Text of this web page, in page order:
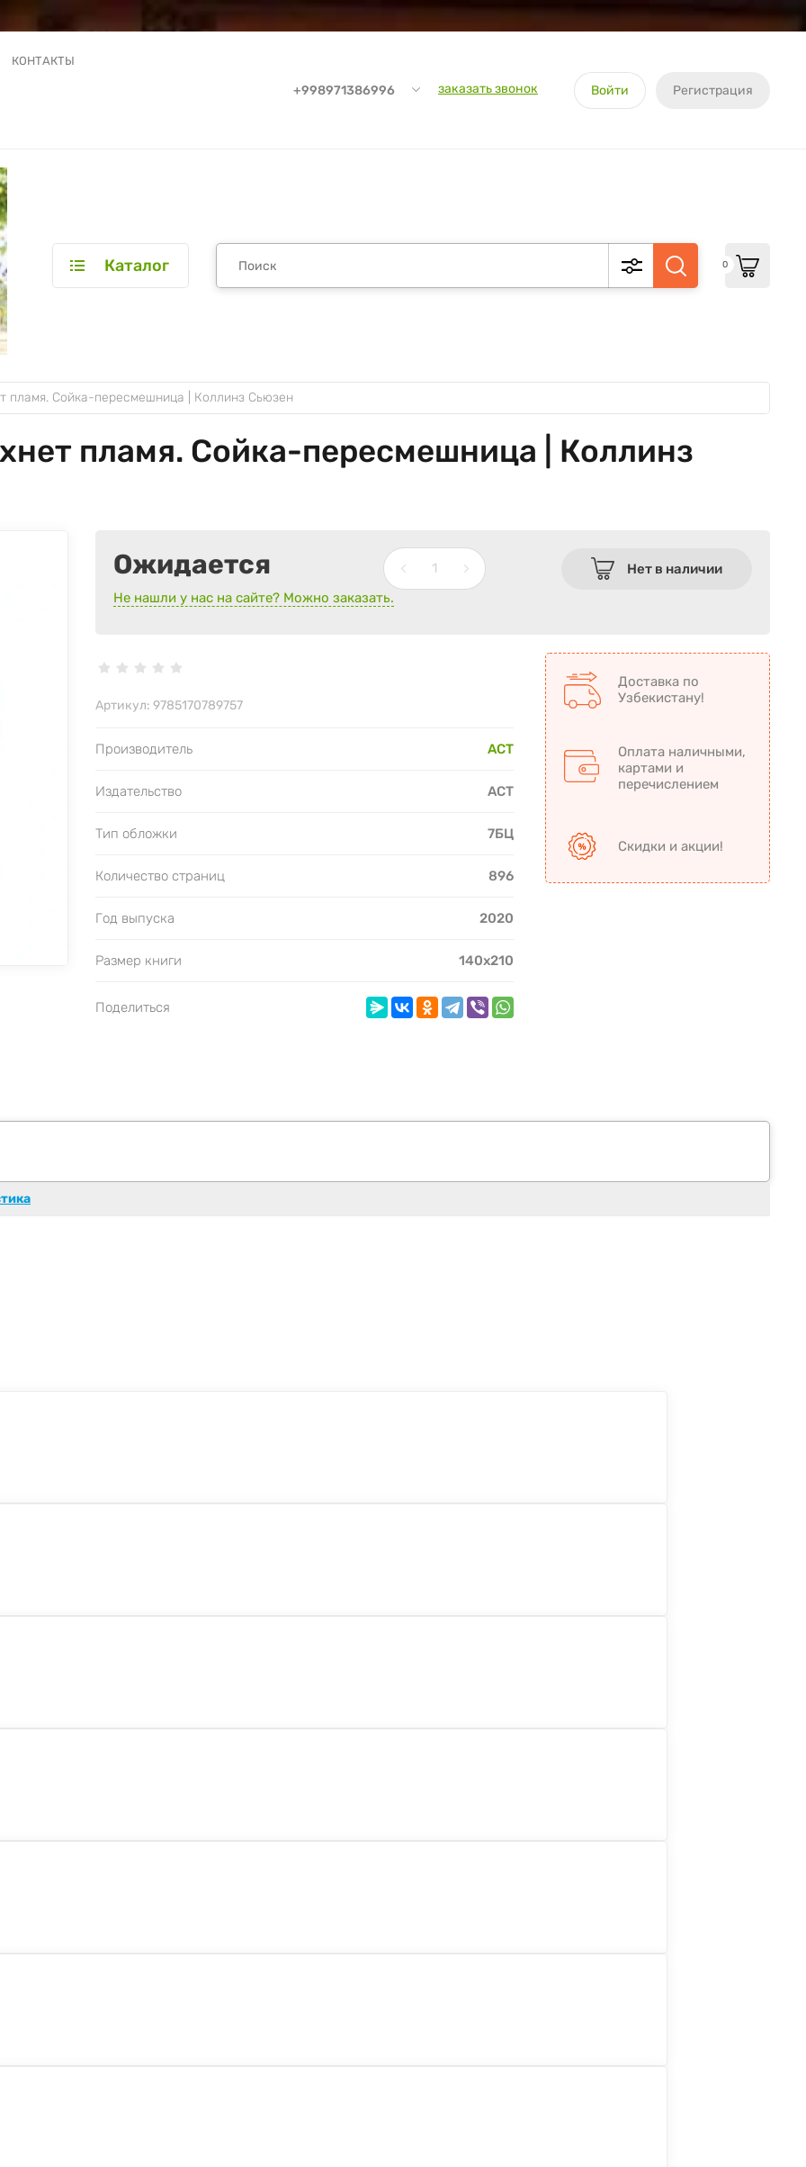
КОНТАКТЫ
+998971386996 заказать звонок Войти Регистрация
Каталог 0
пламя. Сойка-пересмешница | Коллинз Сьюзен
пламя. Сойка-пересмешница | Коллинз
Ожидается
Нет в наличии
Не нашли у нас на сайте? Можно заказать.
Артикул: 9785170789757
Производитель АСТ
Издательство АСТ
Тип обложки 7БЦ
Количество страниц 896
Год выпуска 2020
Размер книги 140х210
Поделиться
Доставка по
Узбекистану!
Оплата наличными,
картами и
перечислением
Скидки и акции!